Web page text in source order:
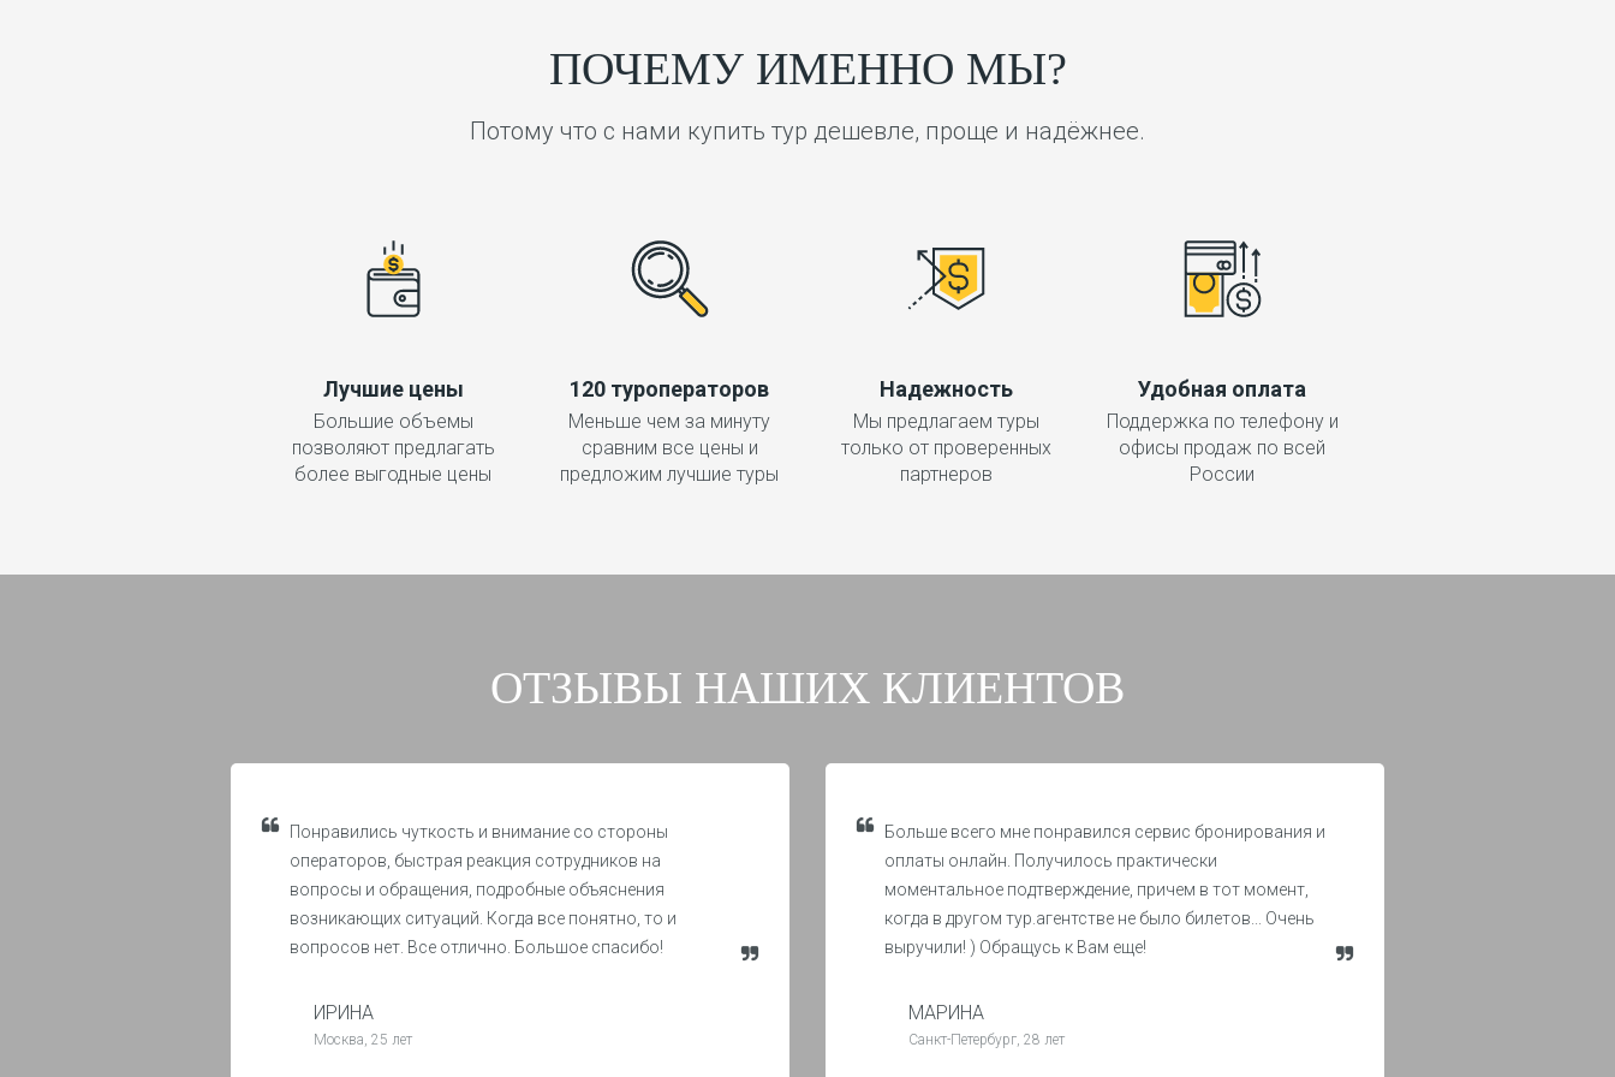
ПОЧЕМУ ИМЕННО МЫ?
Потому что с нами купить тур дешевле, проще и надёжнее.
Лучшие цены
Большие объемы
позволяют предлагать
более выгодные цены
120 туроператоров
Меньше чем за минуту
сравним все цены и
предложим лучшие туры
Надежность
Мы предлагаем туры
только от проверенных
партнеров
Удобная оплата
Поддержка по телефону и
офисы продаж по всей
России
ОТЗЫВЫ НАШИХ КЛИЕНТОВ
Понравились чуткость и внимание со стороны
операторов, быстрая реакция сотрудников на
вопросы и обращения, подробные объяснения
возникающих ситуаций. Когда все понятно, то и
вопросов нет. Все отлично. Большое спасибо!
ИРИНА
Москва, 25 лет
Больше всего мне понравился сервис бронирования и
оплаты онлайн. Получилось практически
моментальное подтверждение, причем в тот момент,
когда в другом тур.агентстве не было билетов... Очень
выручили! ) Обращусь к Вам еще!
МАРИНА
Санкт-Петербург, 28 лет